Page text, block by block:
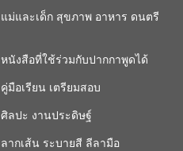
แม่และเด็ก สุขภาพ อาหาร ดนตรี
หนังสือที่ใช้ร่วมกับปากกาพูดได้
คู่มือเรียน เตรียมสอบ
ศิลปะ งานประดิษฐ์
ลากเส้น ระบายสี ลีลามือ